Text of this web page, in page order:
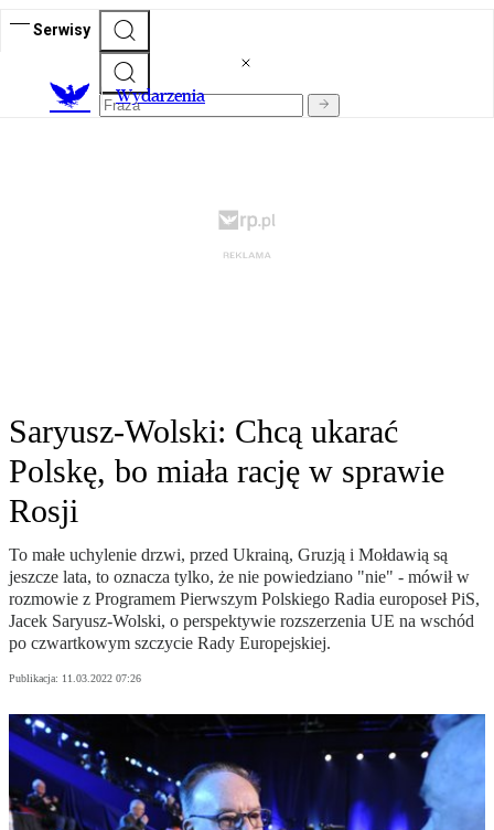
Serwisy
Wydarzenia
Saryusz-Wolski: Chcą ukarać
Polskę, bo miała rację w sprawie
Rosji
To małe uchylenie drzwi, przed Ukrainą, Gruzją i Mołdawią są
jeszcze lata, to oznacza tylko, że nie powiedziano "nie" - mówił w
rozmowie z Programem Pierwszym Polskiego Radia europoseł PiS,
Jacek Saryusz-Wolski, o perspektywie rozszerzenia UE na wschód
po czwartkowym szczycie Rady Europejskiej.
Publikacja: 11.03.2022 07:26